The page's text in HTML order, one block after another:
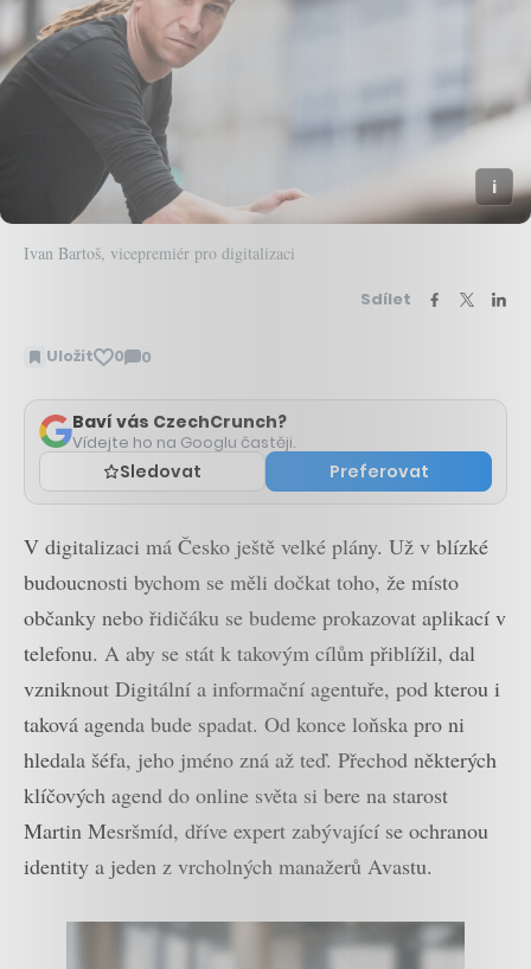
Ivan Bartoš, vicepremiér pro digitalizaci
Sdílet
Uložit 0 0
Zobrazit
Baví vás CzechCrunch?
Vídejte ho na Googlu častěji.
Sledovat Preferovat
V digitalizaci má Česko ještě velké plány. Už v blízké
budoucnosti bychom se měli dočkat toho, že místo
občanky nebo řidičáku se budeme prokazovat aplikací v
telefonu. A aby se stát k takovým cílům přiblížil, dal
vzniknout Digitální a informační agentuře, pod kterou i
taková agenda bude spadat. Od konce loňska pro ni
hledala šéfa, jeho jméno zná až teď. Přechod některých
klíčových agend do online světa si bere na starost
Martin Mesršmíd, dříve expert zabývající se ochranou
identity a jeden z vrcholných manažerů Avastu.